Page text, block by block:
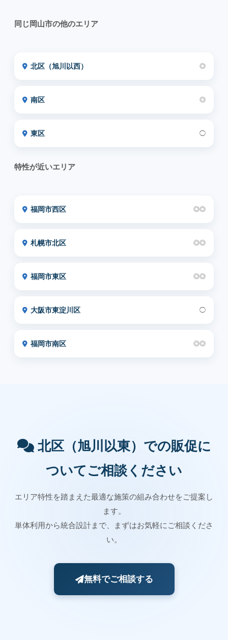
同じ岡山市の他のエリア
北区（旭川以西） ◎
南区 ◎
東区 ◯
特性が近いエリア
福岡市西区 ◎◎
札幌市北区 ◎◎
福岡市東区 ◎◎
大阪市東淀川区 ◯
福岡市南区 ◎◎
北区（旭川以東）での販促に
ついてご相談ください
エリア特性を踏まえた最適な施策の組み合わせをご提案し
ます。
単体利用から統合設計まで、まずはお気軽にご相談くださ
い。
無料でご相談する